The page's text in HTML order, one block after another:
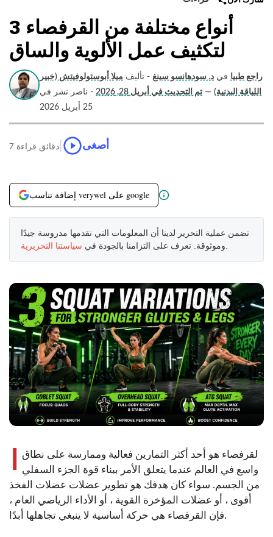
3 أنواع مختلفة من القرفصاء
لتكثيف عمل الألوية والساق
راجع طبيا في د. سودهانسو سينغ - تأليف ميلا أبوستولوفيتش (خبير
اللياقة البدنية) — تم التحديث في أبريل 28, 2026
- ناصر نشر في
25 أبريل 2026
7 دقائق قراءة أصغى
إضافة تناسب verywel على google
تضمن عملية التحرير لدينا أن المعلومات التي نقدمها مدروسة جيدًا
وموثوقة. تعرف على التزامنا بالجودة في سياستنا التحريرية
لقرفصاء هو أحد أكثر التمارين فعالية وممارسة على نطاق
واسع في العالم عندما يتعلق الأمر ببناء قوة الجزء السفلي
من الجسم. سواء كان هدفك هو تطوير عضلات عضلات الفخذ
أقوى ، أو عضلات المؤخرة القوية ، أو الأداء الرياضي العام ،
فإن القرفصاء هي حركة أساسية لا ينبغي تجاهلها أبدًا.